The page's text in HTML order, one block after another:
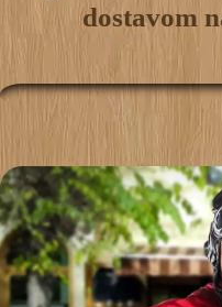
dostavom